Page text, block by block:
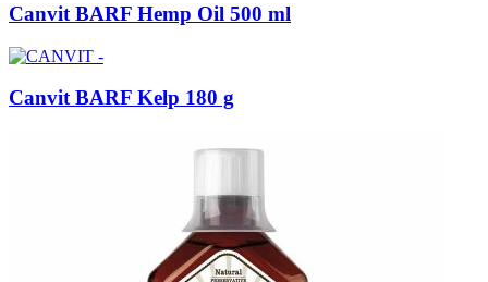
Canvit BARF Hemp Oil 500 ml
Canvit BARF Kelp 180 g